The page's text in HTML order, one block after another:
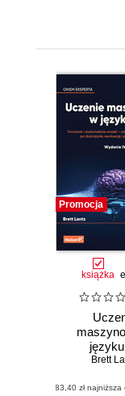
Promocja
książka
modeli
Brett
(83,40 zł